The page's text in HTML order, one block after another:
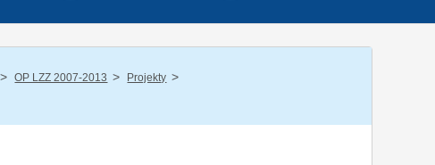
/ OP LZZ 2007-2013 / Projekty /